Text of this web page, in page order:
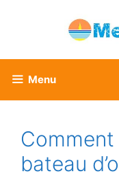
Menu
bateau